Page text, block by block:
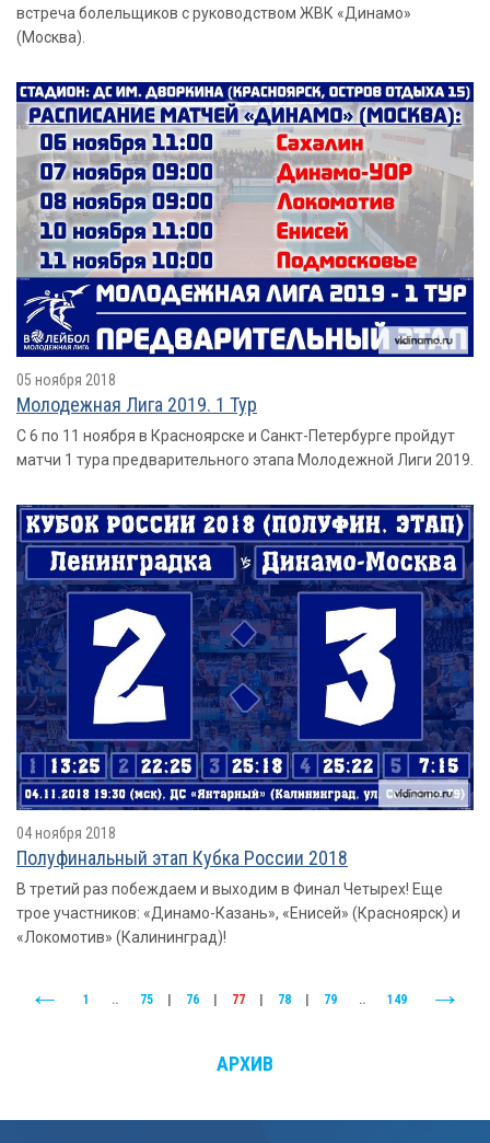
встреча болельщиков с руководством ЖВК «Динамо»
(Москва).
05 ноября 2018
Молодежная Лига 2019. 1 Тур
С 6 по 11 ноября в Красноярске и Санкт-Петербурге пройдут
матчи 1 тура предварительного этапа Молодежной Лиги 2019.
04 ноября 2018
Полуфинальный этап Кубка России 2018
В третий раз побеждаем и выходим в Финал Четырех! Еще
трое участников: «Динамо-Казань», «Енисей» (Красноярск) и
«Локомотив» (Калининград)!
1 .. 75 76 77 78 79 .. 149
АРХИВ